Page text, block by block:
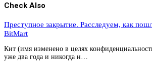
Check Also
Преступное закрытие. Расследуем, как
BitMart
Кит (имя изменено в целях
уже два года и никогда н…